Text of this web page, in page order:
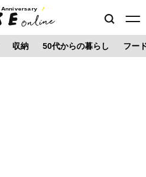
Anniversary
収納 50代からの暮らし フー